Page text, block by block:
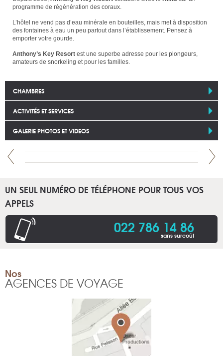
programme de régénération des coraux.
L’hôtel ne vend pas d’eau minérale en bouteilles, mais met à disposition
des fontaines à eau un peu partout dans l’établissement. Pensez à
emporter votre gourde.
Anthony’s Key Resort est une superbe adresse pour les plongeurs,
amateurs de snorkeling et pour les familles.
CHAMBRES
ACTIVITÉS ET SERVICES
GALERIE PHOTOS ET VIDEOS
UN SEUL NUMÉRO DE TÉLÉPHONE POUR TOUS VOS
APPELS
022 786 14 86
sans surcoût
Nos
AGENCES DE VOYAGE